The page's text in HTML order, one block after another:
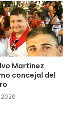
Martínez
concejal del
2020